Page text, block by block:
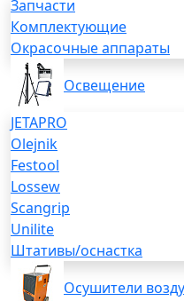
Запчасти
Комплектующие
Окрасочные аппараты
Освещение
JETAPRO
Olejnik
Festool
Lossew
Scangrip
Unilite
Штативы/оснастка
Осушители